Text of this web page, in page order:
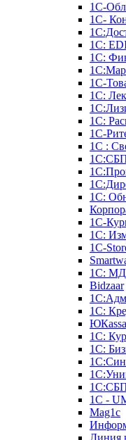
1С-
1С-
1С:
1С:
1С-
1С:
1С:
1C-
1С :
1С:
1С-
1С:
1C-
1С:
Bidzaar
1С:
1С:
1С:
1C -
Mag1c
Линия